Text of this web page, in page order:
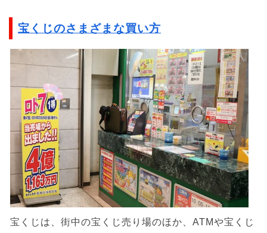
宝くじのさまざまな買い方
宝くじは、街中の宝くじ売り場のほか、ATMや宝くじ